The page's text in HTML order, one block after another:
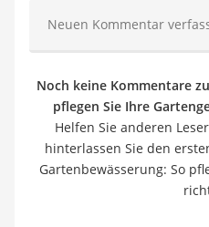
Neuen Kommentar
Noch keine Kommentare
pflegen Sie Ihre
Helfen Sie anderen
hinterlassen Sie den
Gartenbewässerung: So